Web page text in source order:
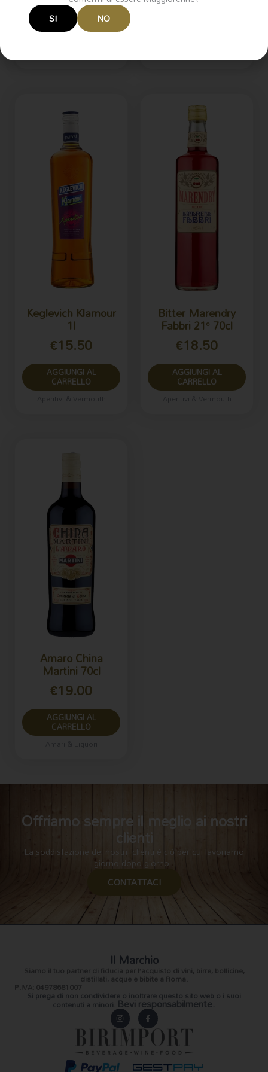
AGGIUNGI AL
CARRELLO
Keglevich Klamour
1l
€15.50
AGGIUNGI AL
CARRELLO
Bitter Marendry
Fabbri 21° 70cl
€18.50
AGGIUNGI AL
CARRELLO
Amaro China
Martini 70cl
€19.00
AGGIUNGI AL
CARRELLO
Offriamo sempre il meglio ai nostri
clienti
La soddisfazione dei nostri clienti è ciò per cui lavoriamo
giorno dopo giorno.
CONTATTACI
Il Marchio
Si prega di non condividere o inoltrare questo sito web o i suoi
contenuti a minori. Bevi responsabilmente.
In
s
t
g
r
a
F
a
c
eb
o
o
k
SI NO